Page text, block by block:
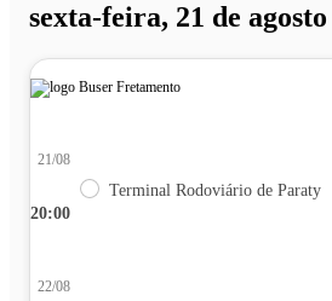
sexta-feira, 21 de agosto
20:00
21/08
Terminal Rodoviário de Paraty
22/08